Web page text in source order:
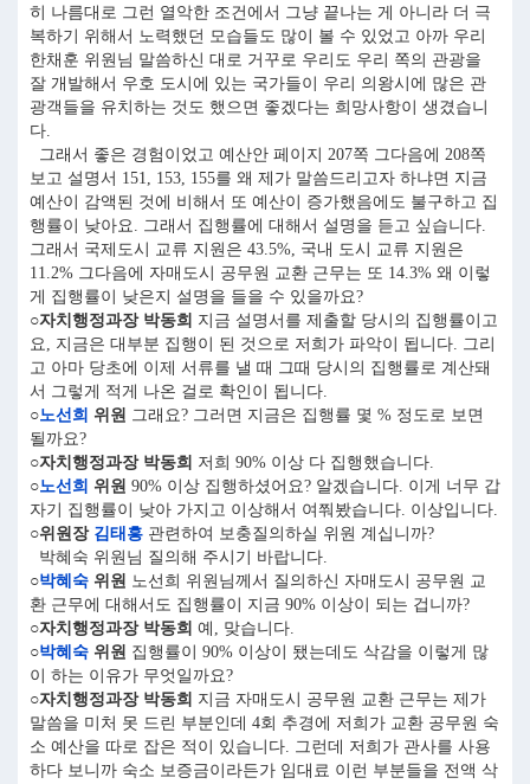
히 나름대로 그런 열악한 조건에서 그냥 끝나는 게 아니라 더 극
복하기 위해서 노력했던 모습들도 많이 볼 수 있었고 아까 우리
한채훈 위원님 말씀하신 대로 거꾸로 우리도 우리 쪽의 관광을
잘 개발해서 우호 도시에 있는 국가들이 우리 의왕시에 많은 관
광객들을 유치하는 것도 했으면 좋겠다는 희망사항이 생겼습니
다.
그래서 좋은 경험이었고 예산안 페이지 207쪽 그다음에 208쪽
보고 설명서 151, 153, 155를 왜 제가 말씀드리고자 하냐면 지금
예산이 감액된 것에 비해서 또 예산이 증가했음에도 불구하고 집
행률이 낮아요. 그래서 집행률에 대해서 설명을 듣고 싶습니다.
그래서 국제도시 교류 지원은 43.5%, 국내 도시 교류 지원은
11.2% 그다음에 자매도시 공무원 교환 근무는 또 14.3% 왜 이렇
게 집행률이 낮은지 설명을 들을 수 있을까요?
○자치행정과장 박동희 지금 설명서를 제출할 당시의 집행률이고
요, 지금은 대부분 집행이 된 것으로 저희가 파악이 됩니다. 그리
고 아마 당초에 이제 서류를 낼 때 그때 당시의 집행률로 계산돼
서 그렇게 적게 나온 걸로 확인이 됩니다.
○노선희 위원 그래요? 그러면 지금은 집행률 몇 % 정도로 보면
될까요?
○자치행정과장 박동희 저희 90% 이상 다 집행했습니다.
○노선희 위원 90% 이상 집행하셨어요? 알겠습니다. 이게 너무 갑
자기 집행률이 낮아 가지고 이상해서 여쭤봤습니다. 이상입니다.
○위원장 김태흥 관련하여 보충질의하실 위원 계십니까?
박혜숙 위원님 질의해 주시기 바랍니다.
○박혜숙 위원 노선희 위원님께서 질의하신 자매도시 공무원 교
환 근무에 대해서도 집행률이 지금 90% 이상이 되는 겁니까?
○자치행정과장 박동희 예, 맞습니다.
○박혜숙 위원 집행률이 90% 이상이 됐는데도 삭감을 이렇게 많
이 하는 이유가 무엇일까요?
○자치행정과장 박동희 지금 자매도시 공무원 교환 근무는 제가
말씀을 미처 못 드린 부분인데 4회 추경에 저희가 교환 공무원 숙
소 예산을 따로 잡은 적이 있습니다. 그런데 저희가 관사를 사용
하다 보니까 숙소 보증금이라든가 임대료 이런 부분들을 전액 삭